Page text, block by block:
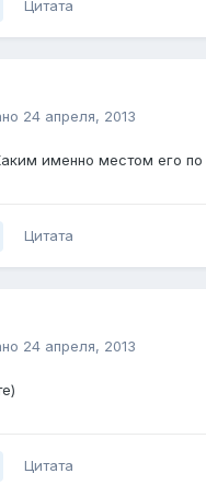
Цитата
24 апреля, 2013
именно местом его
Цитата
24 апреля, 2013
Цитата